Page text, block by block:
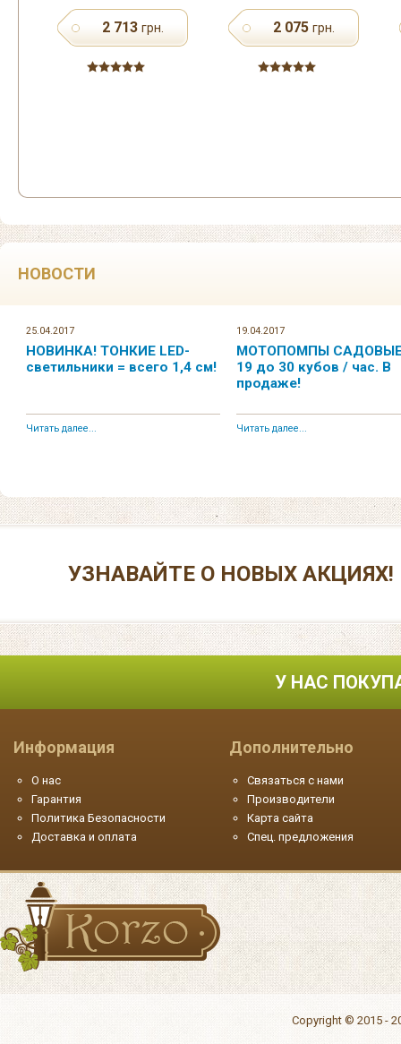
2 713 грн. 2 075 грн.
НОВОСТИ
25.04.2017
НОВИНКА! ТОНКИЕ LED-
светильники = всего 1,4 см!
Читать далее...
19.04.2017
МОТОПОМПЫ
19 до 30 кубов / час. В
продаже!
Читать далее...
УЗНАВАЙТЕ О НОВЫХ АКЦИЯХ!
У НАС
Информация
О нас
Гарантия
Политика Безопасности
Доставка и оплата
Дополнительно
Связаться с нами
Производители
Карта сайта
Спец. предложения
Copyright © 2015 -